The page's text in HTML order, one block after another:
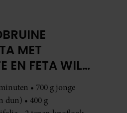
MET
EN FETA WIL
• 700 g jonge
dun) • 400 g